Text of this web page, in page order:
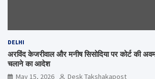
DELHI
अरविंद केजरीवाल और मनीष सिसोदिया पर कोर्ट की
चलाने का आदेश
May 15, 2026 Desk Takshakapost